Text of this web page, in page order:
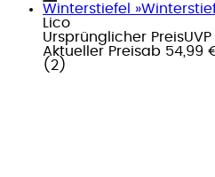
Winterstiefel
Lico
Ursprünglicher Preis
Aktueller Preisab 54,99
( 2 )